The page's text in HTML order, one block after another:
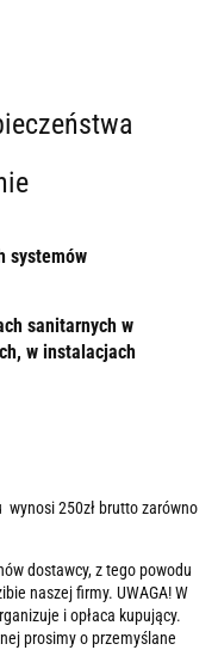
systemów
sanitarnych w
w instalacjach
250zł brutto zarówno
dostawcy, z tego powodu
naszej firmy. UWAGA! W
i opłaca kupujący.
prosimy o przemyślane